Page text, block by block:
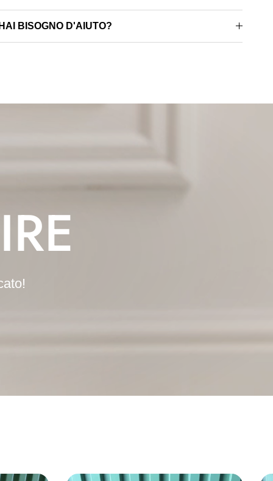
HAI BISOGNO D'AIUTO?